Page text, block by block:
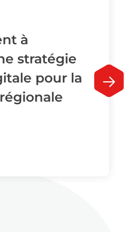
à
stratégie
pour la